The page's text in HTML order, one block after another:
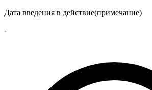
Дата введения в действие(примечание)
-